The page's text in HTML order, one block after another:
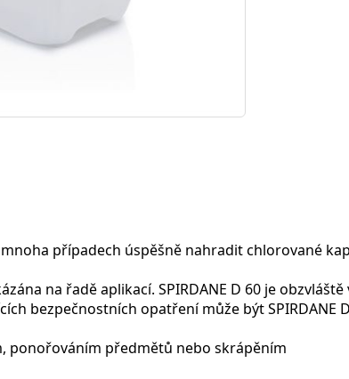
mnoha případech úspěšně nahradit chlorované
na řadě aplikací. SPIRDANE D 60 je
bezpečnostních opatření může být SPIRDANE
předmětů nebo skrápěním